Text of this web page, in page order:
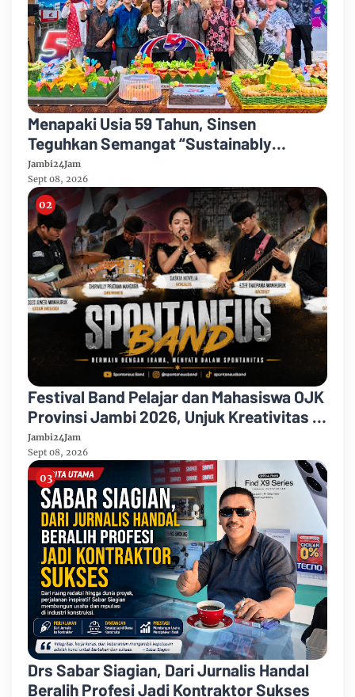
Menapaki Usia 59 Tahun, Sinsen
Teguhkan Semangat “Sustainably
Growing”
Jambi24Jam
Sept 08, 2026
Festival Band Pelajar dan Mahasiswa OJK
Provinsi Jambi 2026, Unjuk Kreativitas di
Taman Banjuran Budayo, Spontaneus
Band Raih Juara 2
Jambi24Jam
Sept 08, 2026
Drs Sabar Siagian, Dari Jurnalis Handal
Beralih Profesi Jadi Kontraktor Sukses